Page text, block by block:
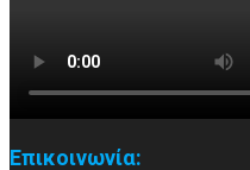
Επικοινωνία: